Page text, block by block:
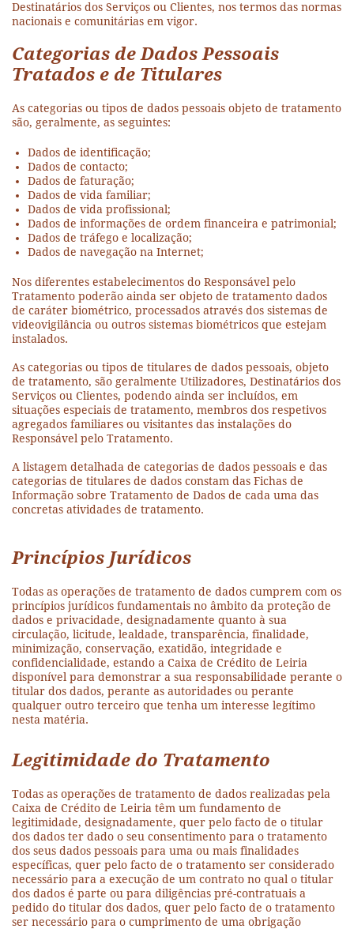
Destinatários dos Serviços ou Clientes, nos termos das normas
nacionais e comunitárias em vigor.
Categorias de Dados Pessoais
Tratados e de Titulares
As categorias ou tipos de dados pessoais objeto de tratamento
são, geralmente, as seguintes:
Dados de identificação;
Dados de contacto;
Dados de faturação;
Dados de vida familiar;
Dados de vida profissional;
Dados de informações de ordem financeira e patrimonial;
Dados de tráfego e localização;
Dados de navegação na Internet;
Nos diferentes estabelecimentos do Responsável pelo
Tratamento poderão ainda ser objeto de tratamento dados
de caráter biométrico, processados através dos sistemas de
videovigilância ou outros sistemas biométricos que estejam
instalados.
As categorias ou tipos de titulares de dados pessoais, objeto
de tratamento, são geralmente Utilizadores, Destinatários dos
Serviços ou Clientes, podendo ainda ser incluídos, em
situações especiais de tratamento, membros dos respetivos
agregados familiares ou visitantes das instalações do
Responsável pelo Tratamento.
A listagem detalhada de categorias de dados pessoais e das
categorias de titulares de dados constam das Fichas de
Informação sobre Tratamento de Dados de cada uma das
concretas atividades de tratamento.
Princípios Jurídicos
Todas as operações de tratamento de dados cumprem com os
princípios jurídicos fundamentais no âmbito da proteção de
dados e privacidade, designadamente quanto à sua
circulação, licitude, lealdade, transparência, finalidade,
minimização, conservação, exatidão, integridade e
confidencialidade, estando a Caixa de Crédito de Leiria
disponível para demonstrar a sua responsabilidade perante o
titular dos dados, perante as autoridades ou perante
qualquer outro terceiro que tenha um interesse legítimo
nesta matéria.
Legitimidade do Tratamento
Todas as operações de tratamento de dados realizadas pela
Caixa de Crédito de Leiria têm um fundamento de
legitimidade, designadamente, quer pelo facto de o titular
dos dados ter dado o seu consentimento para o tratamento
dos seus dados pessoais para uma ou mais finalidades
específicas, quer pelo facto de o tratamento ser considerado
necessário para a execução de um contrato no qual o titular
dos dados é parte ou para diligências pré-contratuais a
pedido do titular dos dados, quer pelo facto de o tratamento
ser necessário para o cumprimento de uma obrigação